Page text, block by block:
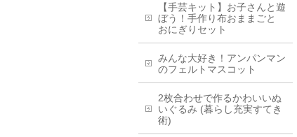
【手芸キット】お子さんと遊
ぼう！手作り布おままごと
おにぎりセット
みんな大好き！アンパンマン
のフェルトマスコット
2枚合わせで作るかわいいぬ
いぐるみ (暮らし充実すてき
術)